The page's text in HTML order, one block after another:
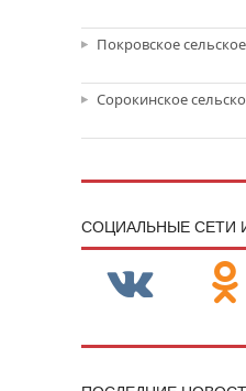
Покровское
Сорокинское
CОЦИАЛЬНЫЕ СЕТИ